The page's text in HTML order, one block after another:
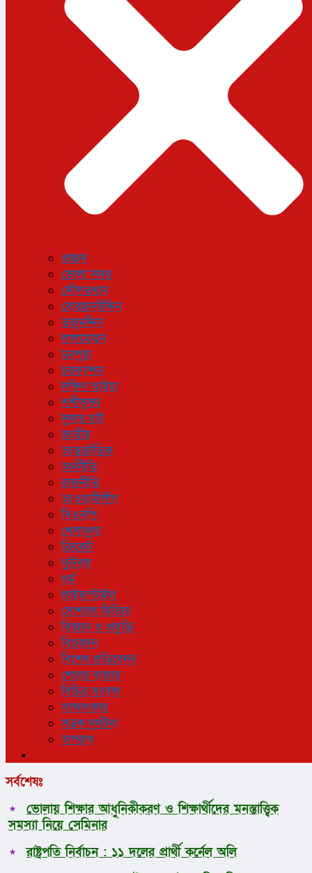
লাইফস্টাইল
সোশ্যাল মিডিয়া
বিজ্ঞান ও প্রযুক্তি
বিশেষ প্রতিবেদন
শেয়ার বাজার
বিচিত্র সংবাদ
সাক্ষাৎকার
সড়ক দুর্ঘটনা
অপরাধ
প্রচ্ছদ
ভোলা সদর
দৌলতখান
বোরহানউদ্দিন
তজুমদ্দিন
লালমোহন
মনপুরা
চরফ্যাশন
দক্ষিণ আইচা
শশীভূষণ
দুলার হাট
জাতীয়
আন্তর্জাতিক
অর্থনীতি
রাজনীতি
আওয়ামীলীগ
বিএনপি
খেলাধুলা
ক্রিকেট
ফুটবল
ধর্ম
লাইফস্টাইল
সোশ্যাল মিডিয়া
বিজ্ঞান ও প্রযুক্তি
বিনোদন
বিশেষ প্রতিবেদন
শেয়ার বাজার
বিচিত্র সংবাদ
সাক্ষাৎকার
সড়ক দুর্ঘটনা
অপরাধ
সর্বশেষঃ
ভোলায় শিক্ষার আধুনিকীকরণ ও শিক্ষার্থীদের মনস্তাত্ত্বিক
সমস্যা নিয়ে সেমিনার
রাষ্ট্রপতি নির্বাচন : ১১ দলের প্রার্থী কর্নেল অলি